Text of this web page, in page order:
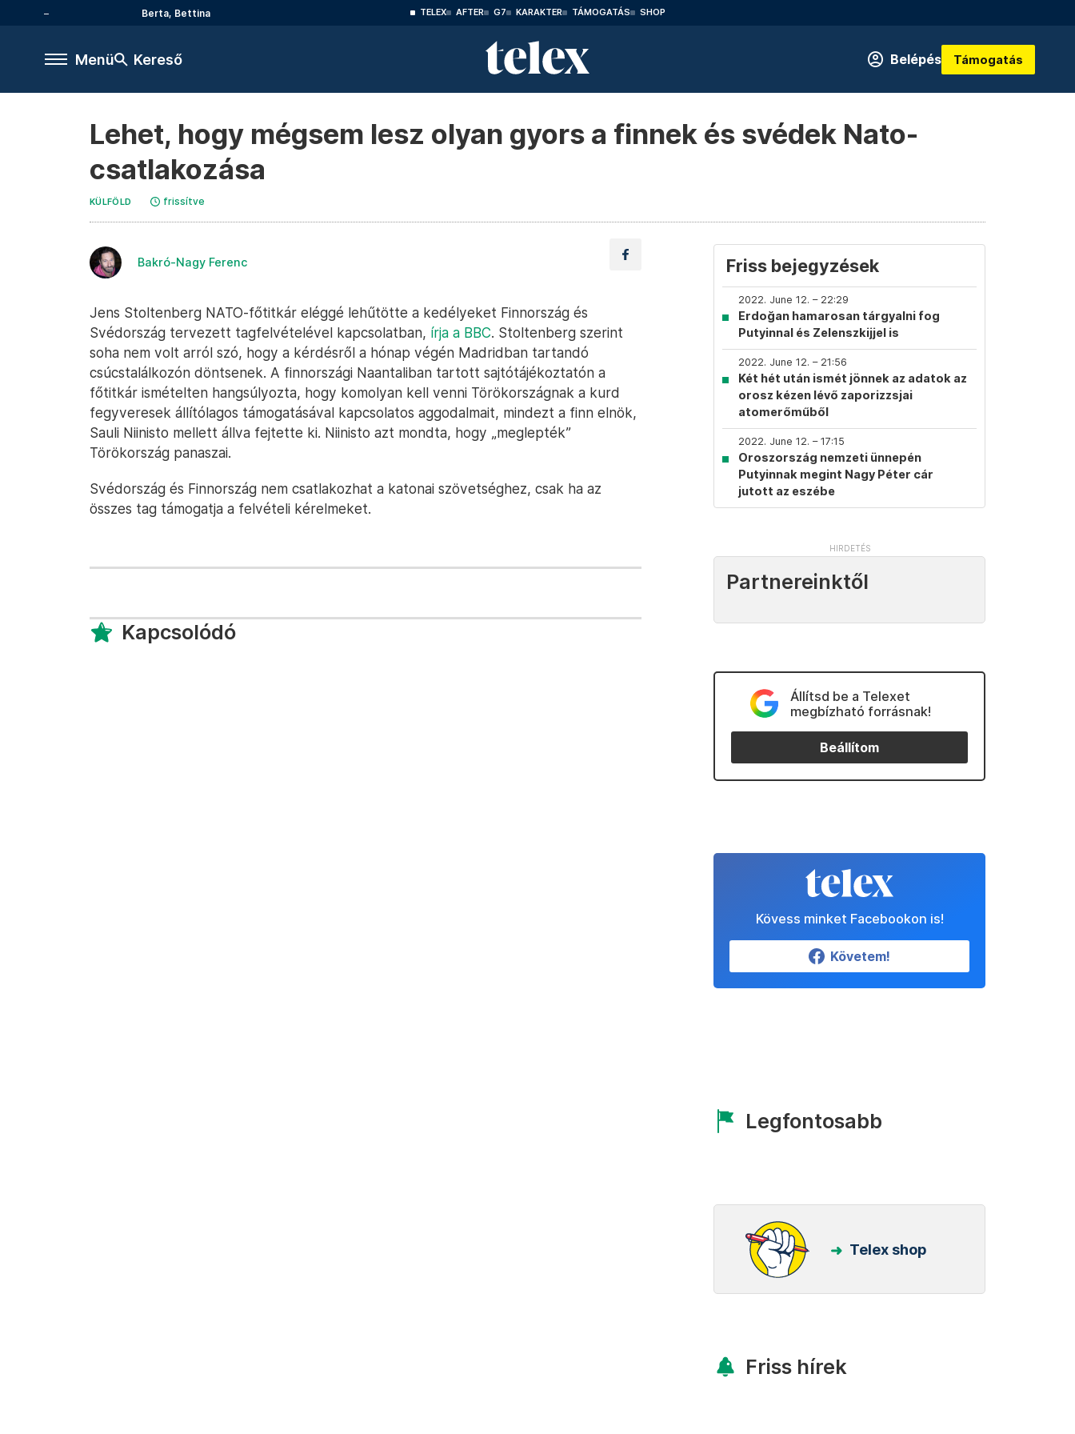
Berta, Bettina TELEX AFTER G7 KARAKTER TÁMOGATÁS SHOP
Menü Kereső Belépés Támogatás
Lehet, hogy mégsem lesz olyan gyors a finnek és svédek Nato-
csatlakozása
KÜLFÖLD frissítve
Bakró-Nagy Ferenc
Jens Stoltenberg NATO-főtitkár eléggé lehűtötte a kedélyeket Finnország és
Svédország tervezett tagfelvételével kapcsolatban, írja a BBC. Stoltenberg szerint
soha nem volt arról szó, hogy a kérdésről a hónap végén Madridban tartandó
csúcstalálkozón döntsenek. A finnországi Naantaliban tartott sajtótájékoztatón a
főtitkár ismételten hangsúlyozta, hogy komolyan kell venni Törökországnak a kurd
fegyveresek állítólagos támogatásával kapcsolatos aggodalmait, mindezt a finn elnök,
Sauli Niinisto mellett állva fejtette ki. Niinisto azt mondta, hogy „meglepték”
Törökország panaszai.
Svédország és Finnország nem csatlakozhat a katonai szövetséghez, csak ha az
összes tag támogatja a felvételi kérelmeket.
Kapcsolódó
Friss bejegyzések
2022. June 12. – 22:29
Erdoğan hamarosan tárgyalni fog
Putyinnal és Zelenszkijjel is
2022. June 12. – 21:56
Két hét után ismét jönnek az adatok az
orosz kézen lévő zaporizzsjai
atomerőműből
2022. June 12. – 17:15
Oroszország nemzeti ünnepén
Putyinnak megint Nagy Péter cár
jutott az eszébe
Partnereinktől
Állítsd be a Telexet
megbízható forrásnak!
Beállítom
Kövess minket Facebookon is!
Követem!
Legfontosabb
Telex shop
Friss hírek